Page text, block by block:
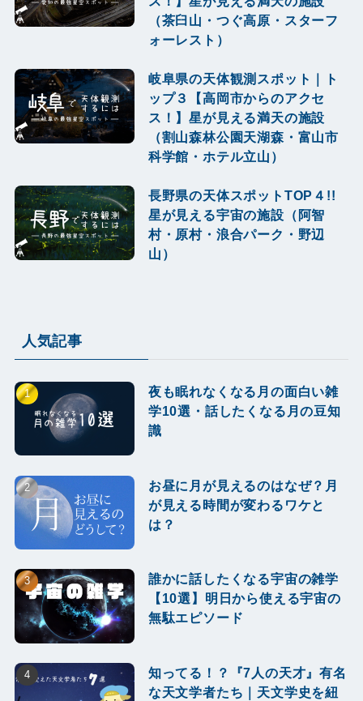
（茶臼山・つぐ高原・スターフ
ォーレスト）
岐阜県の天体観測スポット｜ト
ップ３【高岡市からのアクセ
ス！】星が見える満天の施設
（割山森林公園天湖森・富山市
科学館・ホテル立山）
長野県の天体スポットTOP４!!
星が見える宇宙の施設（阿智
村・原村・浪合パーク・野辺
山）
人気記事
夜も眠れなくなる月の面白い雑
学10選・話したくなる月の豆知
識
お昼に月が見えるのはなぜ？月
が見える時間が変わるワケと
は？
誰かに話したくなる宇宙の雑学
【10選】明日から使える宇宙の
無駄エピソード
知ってる！？『7人の天才』有名
な天文学者たち｜天文学史を紐